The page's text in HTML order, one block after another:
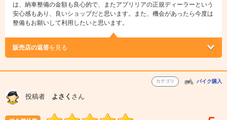
は、納車整備の金額も良心的で、またアプリリアの正規ディーラーという
安心感もあり、良いショップだと思います。また、機会があったら今度は
整備もお願いして利用したいと思います。
販売店の返答を見る
カテゴリ バイク購入
投稿者 よさく さん